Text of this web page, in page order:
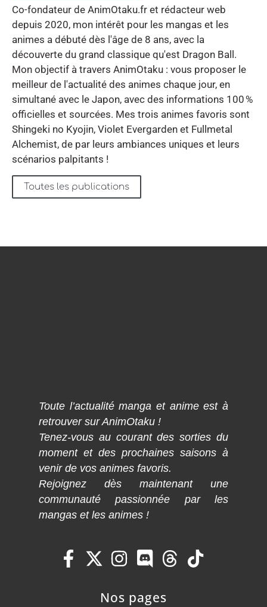
Co-fondateur de AnimOtaku.fr et rédacteur web
depuis 2020, mon intérêt pour les mangas et les
animes a débuté dès l'âge de 8 ans, avec la
découverte du grand classique qu'est Dragon Ball.
Mon objectif à travers AnimOtaku : vous proposer le
meilleur de l'actualité des animes chaque jour, en
simultané avec le Japon, avec des informations 100 %
officielles et sourcées. Mes trois animes favoris sont
Shingeki no Kyojin, Violet Evergarden et Fullmetal
Alchemist, de par leurs ambiances uniques et leurs
scénarios palpitants !
Toutes les publications
Toute l’actualité manga et anime est à
retrouver sur AnimOtaku !
Tenez-vous au courant des sorties du
moment et des prochaines saisons à
venir de vos animes favoris.
Rejoignez dès maintenant une
communauté passionnée par les
mangas et les animes !
Nos pages